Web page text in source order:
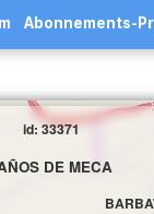
Abonnements-
id: 33371
DE MECA